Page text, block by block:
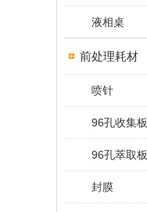
液相桌
前处理耗材
喷针
96孔收集板
96孔萃取板
封膜